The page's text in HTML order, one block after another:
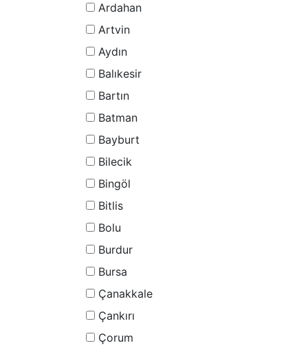
Ardahan
Artvin
Aydın
Balıkesir
Bartın
Batman
Bayburt
Bilecik
Bingöl
Bitlis
Bolu
Burdur
Bursa
Çanakkale
Çankırı
Çorum